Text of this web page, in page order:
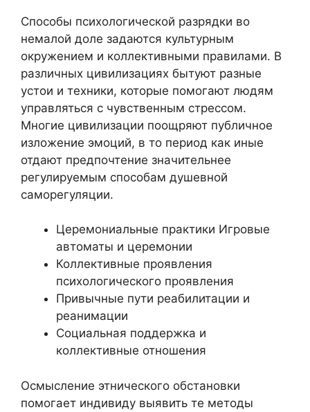
Способы психологической разрядки во
немалой доле задаются культурным
окружением и коллективными правилами. В
различных цивилизациях бытуют разные
устои и техники, которые помогают людям
управляться с чувственным стрессом.
Многие цивилизации поощряют публичное
изложение эмоций, в то период как иные
отдают предпочтение значительнее
регулируемым способам душевной
саморегуляции.
Церемониальные практики Игровые
автоматы и церемонии
Коллективные проявления
психологического проявления
Привычные пути реабилитации и
реанимации
Социальная поддержка и
коллективные отношения
Осмысление этнического обстановки
помогает индивиду выявить те методы